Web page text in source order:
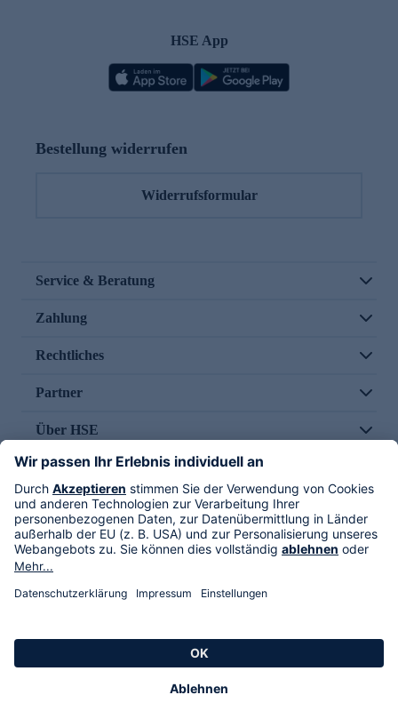
HSE App
Bestellung widerrufen
Widerrufsformular
Service & Beratung
Zahlung
Rechtliches
Partner
Über HSE
Im TV
HSE International